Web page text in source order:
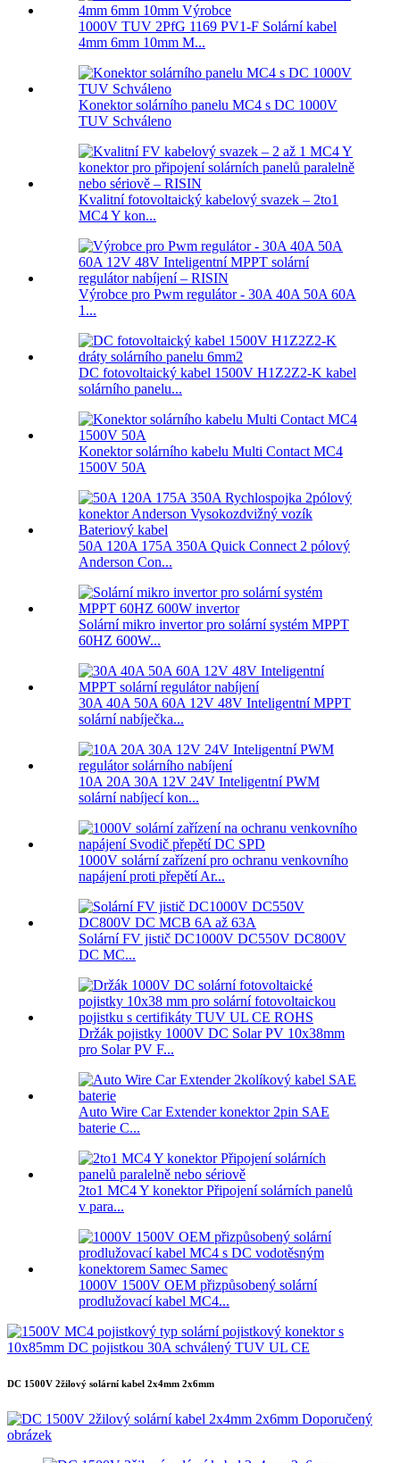
1000V TUV 2PfG 1169 PV1-F Solární kabel
4mm 6mm 10mm M...
Konektor solárního panelu MC4 s DC 1000V
TUV Schváleno
Kvalitní fotovoltaický kabelový svazek – 2to1
MC4 Y kon...
Výrobce pro Pwm regulátor - 30A 40A 50A 60A
1...
DC fotovoltaický kabel 1500V H1Z2Z2-K kabel
solárního panelu...
Konektor solárního kabelu Multi Contact MC4
1500V 50A
50A 120A 175A 350A Quick Connect 2 pólový
Anderson Con...
Solární mikro invertor pro solární systém MPPT
60HZ 600W...
30A 40A 50A 60A 12V 48V Inteligentní MPPT
solární nabíječka...
10A 20A 30A 12V 24V Inteligentní PWM
solární nabíjecí kon...
1000V solární zařízení pro ochranu venkovního
napájení proti přepětí Ar...
Solární FV jistič DC1000V DC550V DC800V
DC MC...
Držák pojistky 1000V DC Solar PV 10x38mm
pro Solar PV F...
Auto Wire Car Extender konektor 2pin SAE
baterie C...
2to1 MC4 Y konektor Připojení solárních panelů
v para...
1000V 1500V OEM přizpůsobený solární
prodlužovací kabel MC4...
DC 1500V 2žilový solární kabel 2x4mm 2x6mm